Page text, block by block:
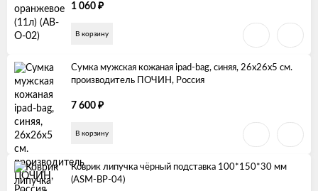
1 060 ₽
В корзину
Сумка мужская кожаная ipad-bag, синяя, 26х26х5 см.
производитель ПОЧИН, Россия
7 600 ₽
В корзину
Коврик липучка чёрный подставка 100*150*30 мм
(ASM-BP-04)